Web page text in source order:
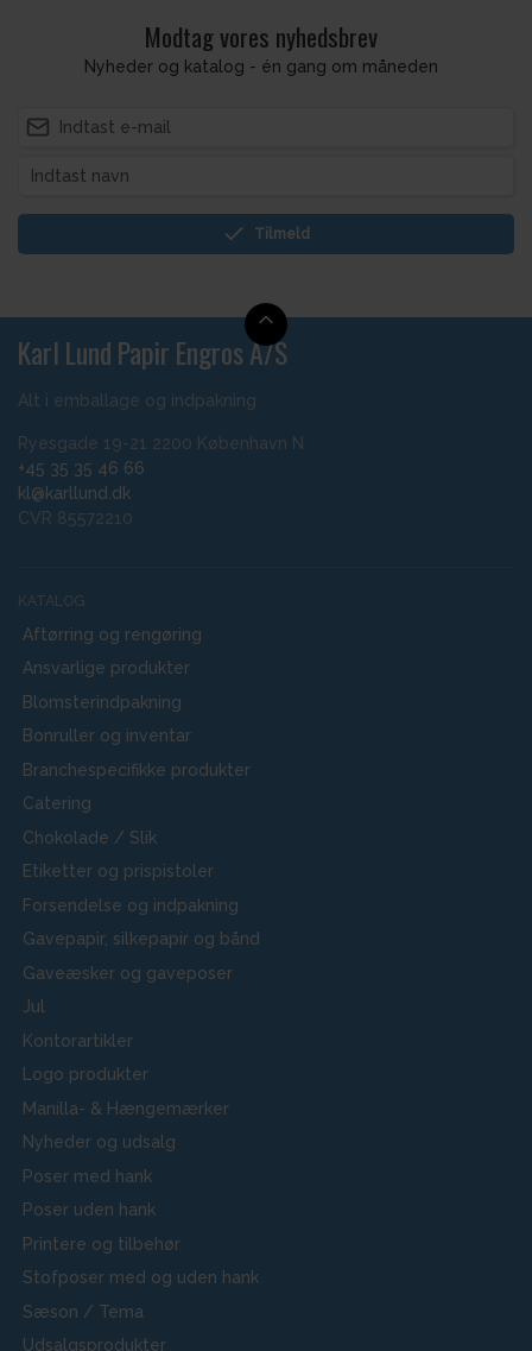
Modtag vores nyhedsbrev
Nyheder og katalog - én gang om måneden
Tilmeld
Karl Lund Papir Engros A/S
Alt i emballage og indpakning
Ryesgade 19-21 2200 København N
+45 35 35 46 66
kl@karllund.dk
CVR 85572210
KATALOG
Aftørring og rengøring
Ansvarlige produkter
Blomsterindpakning
Bonruller og inventar
Branchespecifikke produkter
Catering
Chokolade / Slik
Etiketter og prispistoler
Forsendelse og indpakning
Gavepapir, silkepapir og bånd
Gaveæsker og gaveposer
Jul
Kontorartikler
Logo produkter
Manilla- & Hængemærker
Nyheder og udsalg
Poser med hank
Poser uden hank
Printere og tilbehør
Stofposer med og uden hank
Sæson / Tema
Udsalgsprodukter